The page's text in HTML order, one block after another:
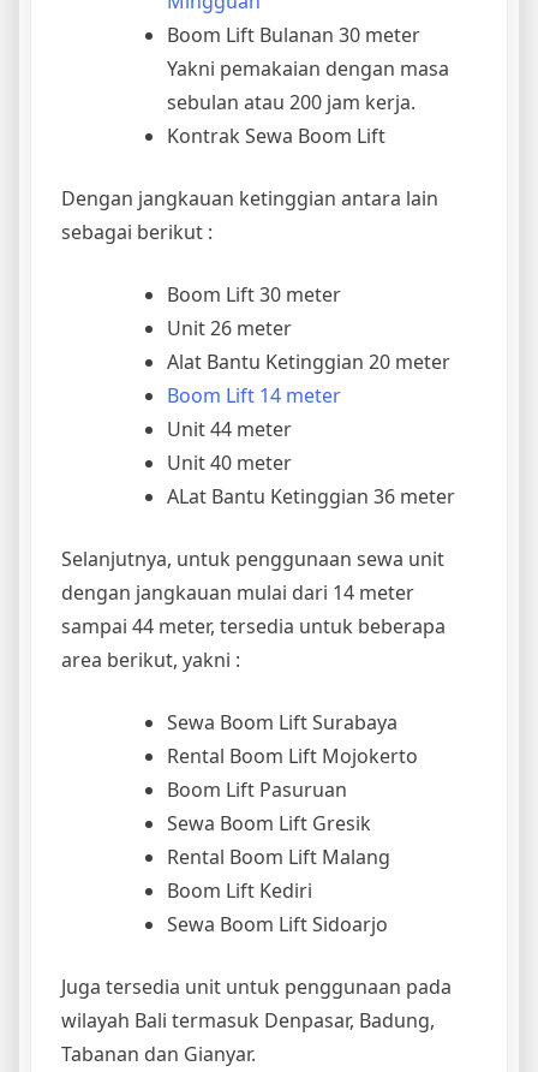
Boom Lift Bulanan 30 meter
Yakni pemakaian dengan masa
sebulan atau 200 jam kerja.
Kontrak Sewa Boom Lift
Dengan jangkauan ketinggian antara lain
sebagai berikut :
Boom Lift 30 meter
Unit 26 meter
Alat Bantu Ketinggian 20 meter
Boom Lift 14 meter
Unit 44 meter
Unit 40 meter
ALat Bantu Ketinggian 36 meter
Selanjutnya, untuk penggunaan sewa unit
dengan jangkauan mulai dari 14 meter
sampai 44 meter, tersedia untuk beberapa
area berikut, yakni :
Sewa Boom Lift Surabaya
Rental Boom Lift Mojokerto
Boom Lift Pasuruan
Sewa Boom Lift Gresik
Rental Boom Lift Malang
Boom Lift Kediri
Sewa Boom Lift Sidoarjo
Juga tersedia unit untuk penggunaan pada
wilayah Bali termasuk Denpasar, Badung,
Tabanan dan Gianyar.